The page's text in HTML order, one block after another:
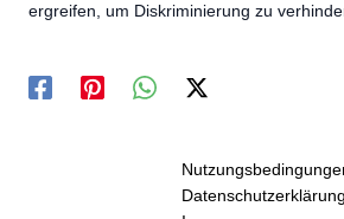
ergreifen, um Diskriminierung zu
Datenschutzerklärung